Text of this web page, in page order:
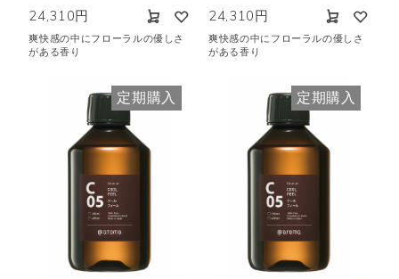
24,310円
爽快感の中にフローラルの優しさ
がある香り
24,310円
爽快感の中にフローラルの優しさ
がある香り
定期購入 定期購入